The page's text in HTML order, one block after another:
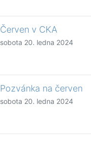
Červen v CKA
sobota 20. ledna 2024
Pozvánka na červen
sobota 20. ledna 2024